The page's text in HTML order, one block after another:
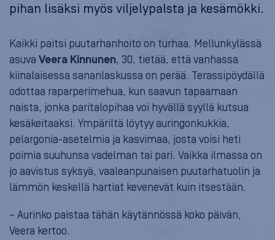
pihan lisäksi myös viljelypalsta ja kesämökki.
Kaikki paitsi puutarhanhoito on turhaa. Mellunkylässä
asuva Veera Kinnunen, 30, tietää, että vanhassa
kiinalaisessa sananlaskussa on perää. Terassipöydällä
odottaa raparperimehua, kun saavun tapaamaan
naista, jonka paritalopihaa voi hyvällä syyllä kutsua
kesäkeitaaksi. Ympäriltä löytyy auringonkukkia,
pelargonia-asetelmia ja kasvimaa, josta voisi heti
poimia suuhunsa vadelman tai pari. Vaikka ilmassa on
jo aavistus syksyä, vaaleanpunaisen puutarhatuolin ja
lämmön keskellä hartiat kevenevät kuin itsestään.
– Aurinko paistaa tähän käytännössä koko päivän,
Veera kertoo.